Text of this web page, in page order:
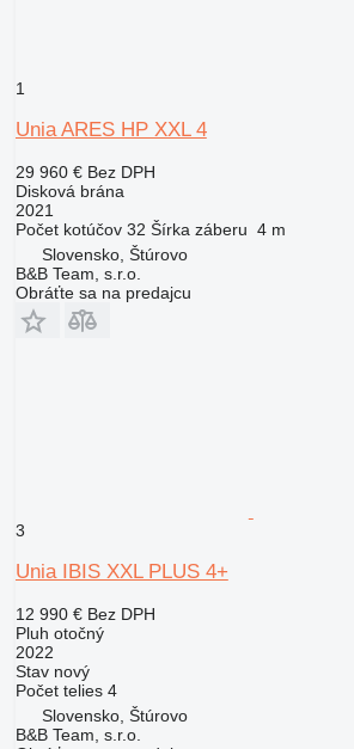
1
Unia ARES HP XXL 4
29 960 € Bez DPH
Disková brána
2021
Počet kotúčov 32 Šírka záberu 4 m
Slovensko, Štúrovo
B&B Team, s.r.o.
Obráťte sa na predajcu
3
Unia IBIS XXL PLUS 4+
12 990 € Bez DPH
Pluh otočný
2022
Stavnový
Počet telies 4
Slovensko, Štúrovo
B&B Team, s.r.o.